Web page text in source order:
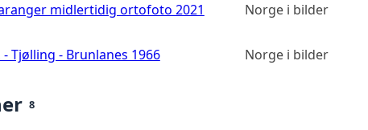
midlertidig ortofoto 2021 Norge i bilder
Tjølling - Brunlanes 1966 Norge i bilder
8